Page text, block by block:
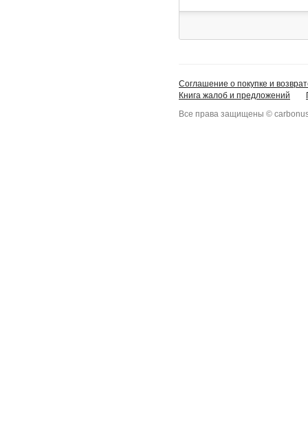
Соглашение о покупке и
Книга жалоб и предложений
Все права защищены ©